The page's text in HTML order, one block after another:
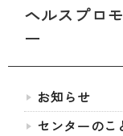
ヘルスプロ
ー
お知らせ
センターのこ